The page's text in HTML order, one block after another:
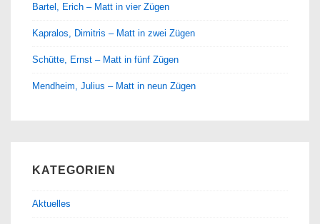
Bartel, Erich – Matt in vier Zügen
Kapralos, Dimitris – Matt in zwei Zügen
Schütte, Ernst – Matt in fünf Zügen
Mendheim, Julius – Matt in neun Zügen
KATEGORIEN
Aktuelles